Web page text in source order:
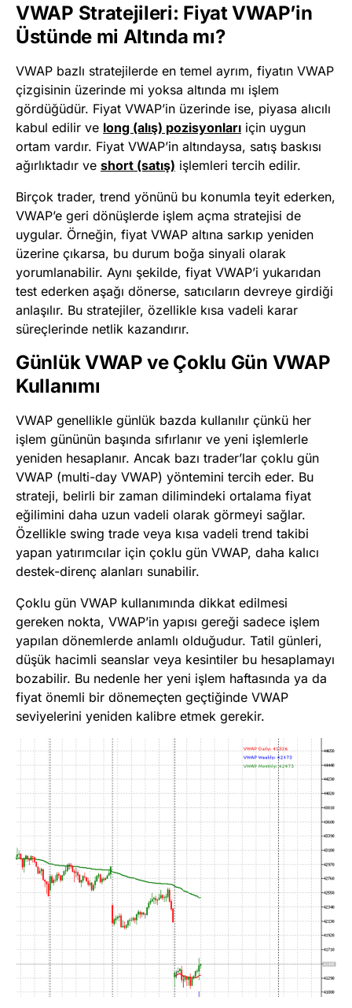
VWAP Stratejileri: Fiyat VWAP’in
Üstünde mi Altında mı?
VWAP bazlı stratejilerde en temel ayrım, fiyatın VWAP
çizgisinin üzerinde mi yoksa altında mı işlem
gördüğüdür. Fiyat VWAP’in üzerinde ise, piyasa alıcılı
kabul edilir ve long (alış) pozisyonları için uygun
ortam vardır. Fiyat VWAP’in altındaysa, satış baskısı
ağırlıktadır ve short (satış) işlemleri tercih edilir.
Birçok trader, trend yönünü bu konumla teyit ederken,
VWAP’e geri dönüşlerde işlem açma stratejisi de
uygular. Örneğin, fiyat VWAP altına sarkıp yeniden
üzerine çıkarsa, bu durum boğa sinyali olarak
yorumlanabilir. Aynı şekilde, fiyat VWAP’i yukarıdan
test ederken aşağı dönerse, satıcıların devreye girdiği
anlaşılır. Bu stratejiler, özellikle kısa vadeli karar
süreçlerinde netlik kazandırır.
Günlük VWAP ve Çoklu Gün VWAP
Kullanımı
VWAP genellikle günlük bazda kullanılır çünkü her
işlem gününün başında sıfırlanır ve yeni işlemlerle
yeniden hesaplanır. Ancak bazı trader’lar çoklu gün
VWAP (multi-day VWAP) yöntemini tercih eder. Bu
strateji, belirli bir zaman dilimindeki ortalama fiyat
eğilimini daha uzun vadeli olarak görmeyi sağlar.
Özellikle swing trade veya kısa vadeli trend takibi
yapan yatırımcılar için çoklu gün VWAP, daha kalıcı
destek-direnç alanları sunabilir.
Çoklu gün VWAP kullanımında dikkat edilmesi
gereken nokta, VWAP’in yapısı gereği sadece işlem
yapılan dönemlerde anlamlı olduğudur. Tatil günleri,
düşük hacimli seanslar veya kesintiler bu hesaplamayı
bozabilir. Bu nedenle her yeni işlem haftasında ya da
fiyat önemli bir dönemeçten geçtiğinde VWAP
seviyelerini yeniden kalibre etmek gerekir.